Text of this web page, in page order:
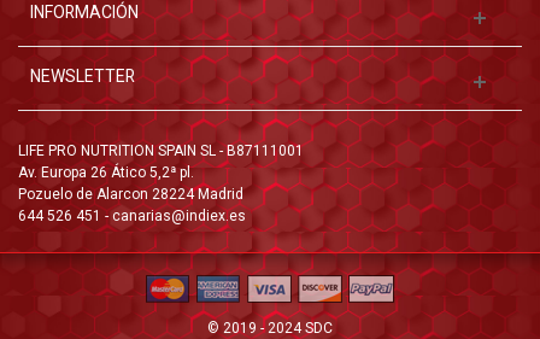
INFORMACIÓN
NEWSLETTER
LIFE PRO NUTRITION SPAIN SL - B87111001
Av. Europa 26 Ático 5,2ª pl.
Pozuelo de Alarcon 28224 Madrid
644 526 451 - canarias@indiex.es
© 2019 - 2024 SDC